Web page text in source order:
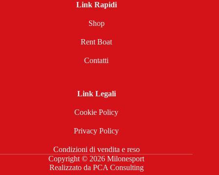
Link Rapidi
Shop
Rent Boat
Contatti
Link Legali
Cookie Policy
Privacy Policy
Condizioni di vendita e reso
Copyright © 2026 Milonesport
Realizzato da PCA Consulting